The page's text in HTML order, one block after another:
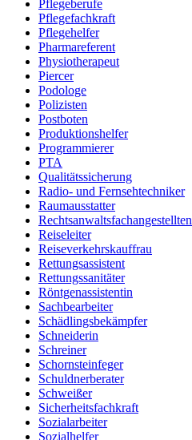
Pflegeberufe
Pflegefachkraft
Pflegehelfer
Pharmareferent
Physiotherapeut
Piercer
Podologe
Polizisten
Postboten
Produktionshelfer
Programmierer
PTA
Qualitätssicherung
Radio- und Fernsehtechniker
Raumausstatter
Rechtsanwaltsfachangestellten
Reiseleiter
Reiseverkehrskauffrau
Rettungsassistent
Rettungssanitäter
Röntgenassistentin
Sachbearbeiter
Schädlingsbekämpfer
Schneiderin
Schreiner
Schornsteinfeger
Schuldnerberater
Schweißer
Sicherheitsfachkraft
Sozialarbeiter
Sozialhelfer